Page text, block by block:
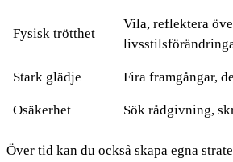
Fysisk trötthet
Vila, reflektera
Stark glädje Fira framgångar,
Osäkerhet Sök rådgivning,
Över tid kan du också skapa egna